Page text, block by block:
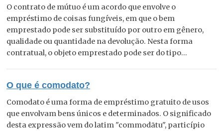
O contrato de mútuo é um acordo que envolve o
empréstimo de coisas fungíveis, em que o bem
emprestado pode ser substituído por outro em gênero,
qualidade ou quantidade na devolução. Nesta forma
contratual, o objeto emprestado pode ser do tipo...
O que é comodato?
Comodato é uma forma de empréstimo gratuito de usos
que envolvam bens únicos e determinados. O significado
desta expressão vem do latim "commodātu", particípio